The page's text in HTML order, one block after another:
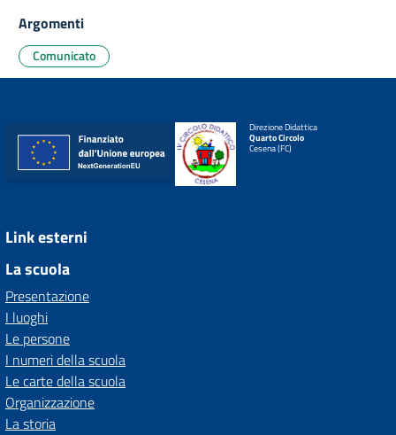
Argomenti
Comunicato
Direzione Didattica
Quarto Circolo
Cesena (FC)
Link esterni
La scuola
Presentazione
I luoghi
Le persone
I numeri della scuola
Le carte della scuola
Organizzazione
La storia